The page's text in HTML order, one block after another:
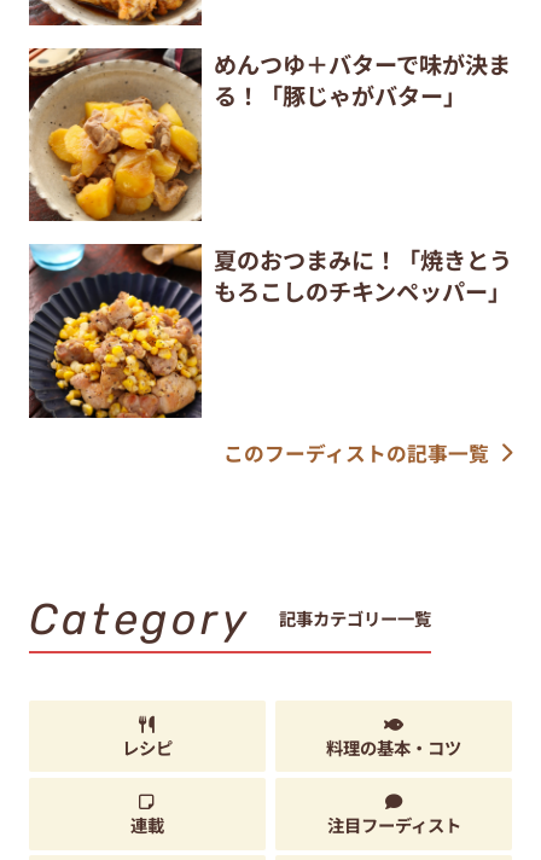
めんつゆ＋バターで味が決ま
る！「豚じゃがバター」
夏のおつまみに！「焼きとう
もろこしのチキンペッパー」
このフーディストの記事一覧
Category 記事カテゴリー一覧
レシピ 料理の基本・コツ
連載 注目フーディスト